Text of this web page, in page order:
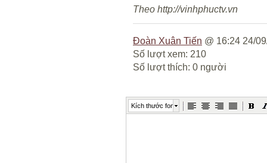
Theo http://vinhphuctv.vn
Đoàn Xuân Tiến @ 16:24 24/
Số lượt xem: 210
Số lượt thích: 0 người
Kích thước font